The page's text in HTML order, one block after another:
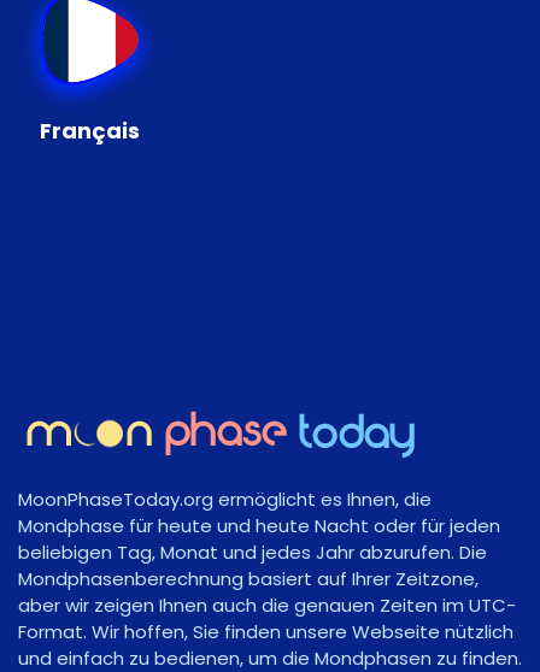
Français
MoonPhaseToday.org ermöglicht es Ihnen, die
Mondphase für heute und heute Nacht oder für jeden
beliebigen Tag, Monat und jedes Jahr abzurufen. Die
Mondphasenberechnung basiert auf Ihrer Zeitzone,
aber wir zeigen Ihnen auch die genauen Zeiten im UTC-
Format. Wir hoffen, Sie finden unsere Webseite nützlich
und einfach zu bedienen, um die Mondphasen zu finden.